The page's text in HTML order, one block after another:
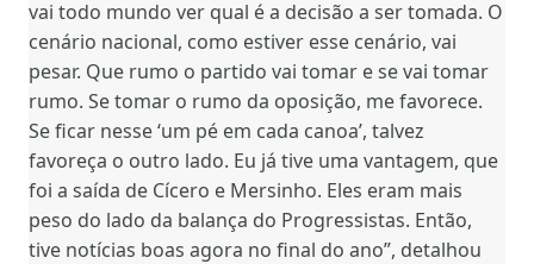
vai todo mundo ver qual é a decisão a ser tomada. O
cenário nacional, como estiver esse cenário, vai
pesar. Que rumo o partido vai tomar e se vai tomar
rumo. Se tomar o rumo da oposição, me favorece.
Se ficar nesse ‘um pé em cada canoa’, talvez
favoreça o outro lado. Eu já tive uma vantagem, que
foi a saída de Cícero e Mersinho. Eles eram mais
peso do lado da balança do Progressistas. Então,
tive notícias boas agora no final do ano”, detalhou